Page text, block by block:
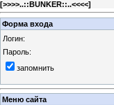
[>>>>..::BUNKER::..<<<<]
Форма входа
Логин:
Пароль:
запомнить
Меню сайта